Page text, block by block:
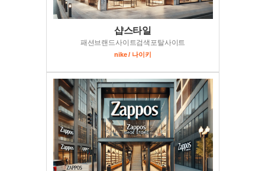
샵스타일
패션브랜드사이트검색포탈사이트
nike / 나이키